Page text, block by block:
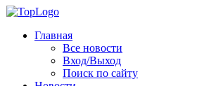
Главная
Все новости
Вход/Выход
Поиск по сайту